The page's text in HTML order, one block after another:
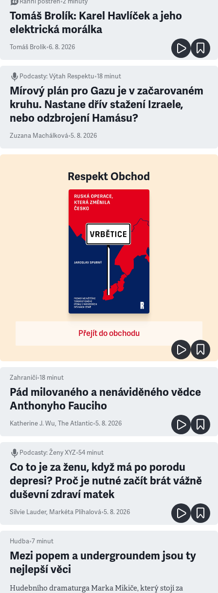
Tomáš Brolík: Karel Havlíček a jeho
elektrická morálka
Tomáš Brolík•6. 8. 2026
Podcasty:Výtah Respektu•18 minut
Mírový plán pro Gazu je v začarovaném
kruhu. Nastane dřív stažení Izraele,
nebo odzbrojení Hamásu?
Zuzana Machálková•5. 8. 2026
Respekt Obchod
Přejít do obchodu
Zahraničí•18 minut
Pád milovaného a nenáviděného vědce
Anthonyho Fauciho
Katherine J. Wu, The Atlantic•5. 8. 2026
Podcasty:Ženy XYZ•54 minut
Co to je za ženu, když má po porodu
depresi? Proč je nutné začít brát vážně
duševní zdraví matek
Silvie Lauder, Markéta Plíhalová•5. 8. 2026
Hudba•7 minut
Mezi popem a undergroundem jsou ty
nejlepší věci
Hudebního dramaturga Marka Mikiče, který stojí za